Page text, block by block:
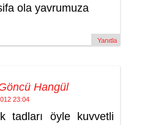
ola yavrumuza
Yanıtla
Hangül
23:04
tadları öyle kuvvetli